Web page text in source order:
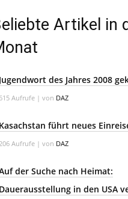
Artikel in
des Jahres 2008
Aufrufe | von DAZ
führt neues
Aufrufe | von DAZ
der Suche nach Heimat:
in den USA